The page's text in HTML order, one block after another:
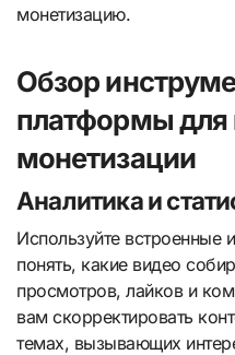
монетизацию.
Обзор
платформы
монетизации
Аналитика и
Используйте встроенные
понять, какие видео
просмотров, лайков и
вам скорректировать
темах, вызывающих